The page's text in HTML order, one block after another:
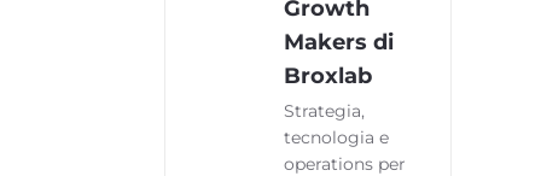
Growth
Makers di
Broxlab
Strategia,
tecnologia e
operations per